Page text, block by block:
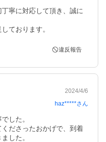
寧に対応して頂き、誠に
ております。
違反報告
2024/4/6
haz*****さん
した。
ださったおかげで、到着
した。